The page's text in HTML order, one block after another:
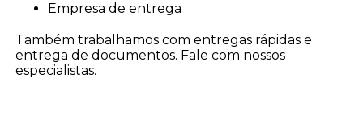
empresa de entrega
Também trabalhamos com entregas rápidas e
entrega de documentos. Fale com nossos
especialistas.